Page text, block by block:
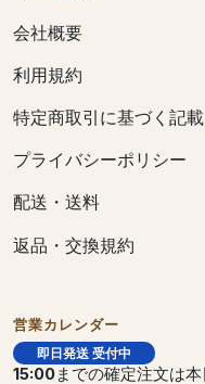
会社概要
利用規約
特定商取引に基づく記載
プライバシーポリシー
配送・送料
返品・交換規約
営業カレンダー
即日発送 受付中
15:00までの確定注文は